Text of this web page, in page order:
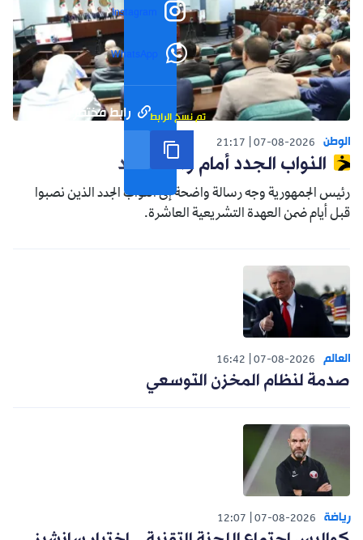
Instagram
WhatsApp
رابط مختصر تم نسخ الرابط
الوطن 07-08-2026
21:17
النواب الجدد أمام واقع جديد
رئيس الجمهورية وجه رسالة واضحة إلى النواب الجدد الذين نصبوا
قبل أيام ضمن العهدة التشريعية العاشرة.
العالم 07-08-2026
16:42
صدمة لنظام المخزن التوسعي
رياضة 07-08-2026
12:07